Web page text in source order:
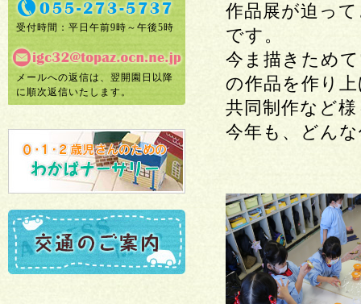
受付時間：平日午前9時～午後5時
メールへの返信は、翌開園日以降
に順次返信いたします。
作品展が迫っ
です。
今ま描きため
の作品を作り
共同制作など
今年も、どん